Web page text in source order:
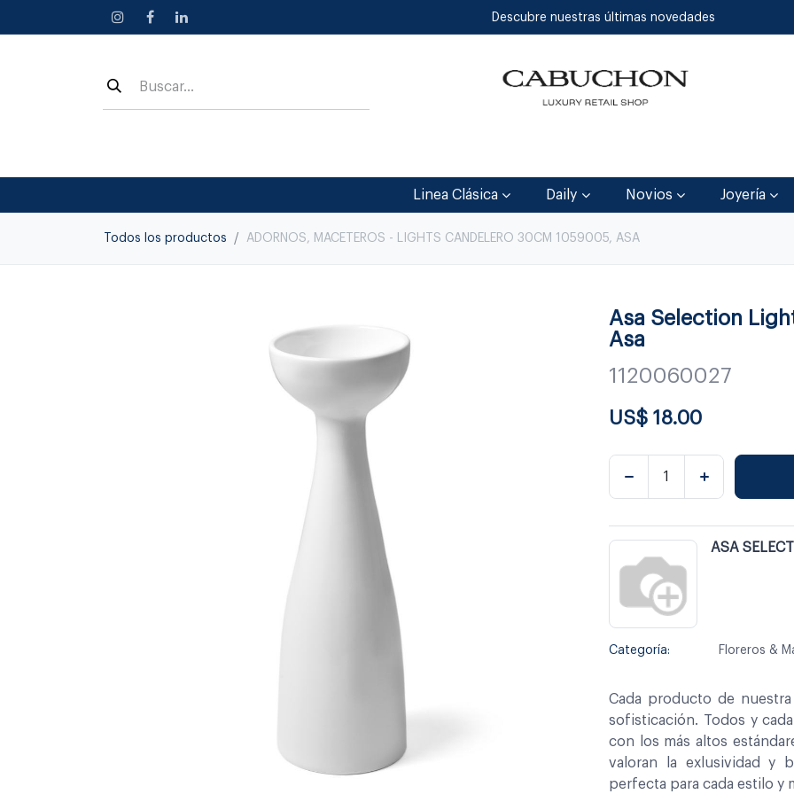
Descubre nuestras últimas novedades
Linea Clásica Daily Novios Joyería
Todos los productos ADORNOS, MACETEROS - LIGHTS CANDELERO 30CM 1059005, ASA
Asa Selection
Asa
1120060027
US$ 18.00
ASA
Categoría: Floreros &
Cada producto de
sofisticación. Todos y
con los más altos
valoran la exlusividad y
perfecta para cada estilo y